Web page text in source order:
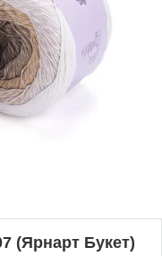
(Ярнарт Букет)